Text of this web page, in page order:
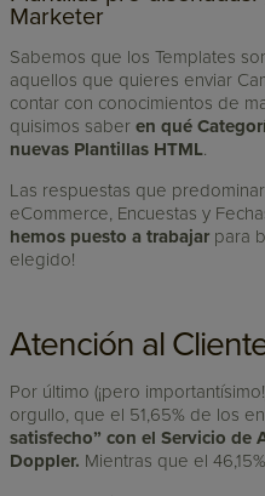
Marketer
Sabemos que los Templates
aquellos que quieres enviar
contar con conocimientos de
quisimos saberen qué
nuevas Plantillas HTML
Las respuestas que
eCommerce, Encuestas y
hemos puesto a trabajar para
elegido!
Atención al
Por último (¡pero
orgullo, que el 51,65% de los
satisfecho” con el Servicio de
Doppler. Mientras que el